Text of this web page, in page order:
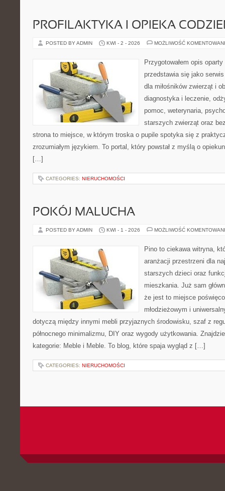
PROFILAKTYKA I OPIEKA
POSTED BY ADMIN KWI - 2 - 2026 MOŻLIWOŚĆ
Przygotowałem opis
przedstawia się jako
dla miłośników zwierząt i
diagnostyka i leczenie,
pomoc, weterynaria,
starszych zwierząt oraz
strona to miejsce, w którym troska o pupile spotyka się z
zrozumiałym językiem. To portal, który powstał z myślą o
[…]
CATEGORIES: NIERUCHOMOŚCI
POKÓJ MALUCHA
POSTED BY ADMIN KWI - 1 - 2026 MOŻLIWOŚĆ
Pino to ciekawa witryna,
aranżacji przestrzeni dla
starszych dzieci oraz
mieszkania. Już sam
że jest to miejsce
młodzieżowym i
dotyczą między innymi mebli przyjaznych środowisku, szaf z
północnego minimalizmu, DIY oraz wygody użytkowania.
kategorie: Meble i Meble. To blog, które spaja wygląd z […]
CATEGORIES: NIERUCHOMOŚCI